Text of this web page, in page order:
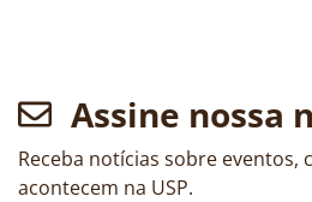
Assine nossa
Receba notícias sobre eventos,
acontecem na USP.